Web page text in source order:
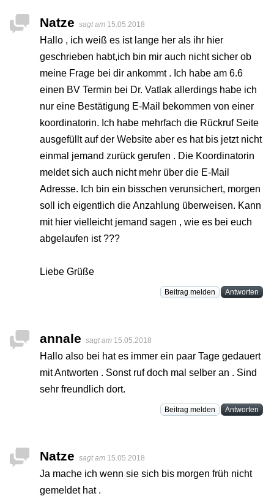
Natze sagt am 15.05.2018
Hallo , ich weiß es ist lange her als ihr hier
geschrieben habt,ich bin mir auch nicht sicher ob
meine Frage bei dir ankommt . Ich habe am 6.6
einen BV Termin bei Dr. Vatlak allerdings habe ich
nur eine Bestätigung E-Mail bekommen von einer
koordinatorin. Ich habe mehrfach die Rückruf Seite
ausgefüllt auf der Website aber es hat bis jetzt nicht
einmal jemand zurück gerufen . Die Koordinatorin
meldet sich auch nicht mehr über die E-Mail
Adresse. Ich bin ein bisschen verunsichert, morgen
soll ich eigentlich die Anzahlung überweisen. Kann
mit hier vielleicht jemand sagen , wie es bei euch
abgelaufen ist ???
Liebe Grüße
Beitrag melden Antworten
annale sagt am 15.05.2018
Hallo also bei hat es immer ein paar Tage gedauert
mit Antworten . Sonst ruf doch mal selber an . Sind
sehr freundlich dort.
Beitrag melden Antworten
Natze sagt am 15.05.2018
Ja mache ich wenn sie sich bis morgen früh nicht
gemeldet hat .